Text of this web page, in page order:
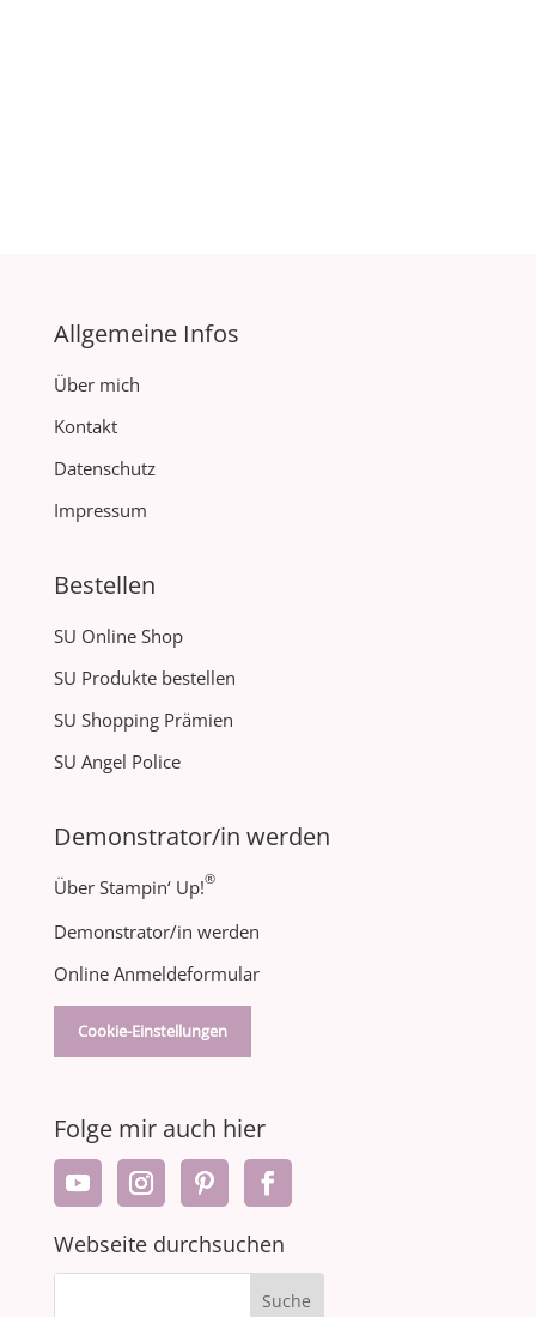
Allgemeine Infos
Über mich
Kontakt
Datenschutz
Impressum
Bestellen
SU Online Shop
SU Produkte bestellen
SU Shopping Prämien
SU Angel Police
Demonstrator/in werden
Über Stampin‘ Up!®
Demonstrator/in werden
Online Anmeldeformular
Cookie-Einstellungen
Folge mir auch hier
Webseite durchsuchen